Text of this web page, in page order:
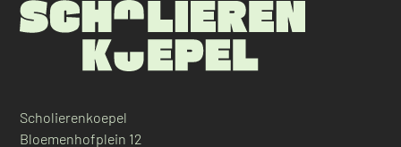
Scholierenkoepel
Bloemenhofplein 12